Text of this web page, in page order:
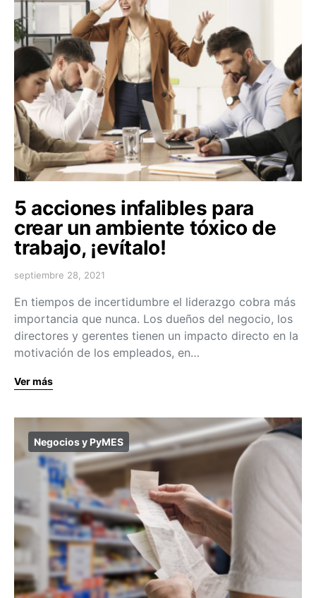
5 acciones infalibles para
crear un ambiente tóxico de
trabajo, ¡evítalo!
septiembre 28, 2021
En tiempos de incertidumbre el liderazgo cobra más
importancia que nunca. Los dueños del negocio, los
directores y gerentes tienen un impacto directo en la
motivación de los empleados, en…
Ver más
Negocios y PyMES